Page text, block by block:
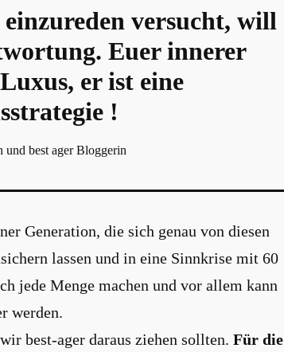
versucht, will
Euer innerer
er ist eine
!
best ager Bloggerin
Generation, die sich genau von diesen
lassen und in eine Sinnkrise mit 60
jede Menge machen und vor allem kann
werden.
best-ager daraus ziehen sollten. Für die